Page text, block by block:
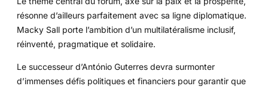
résonne d’ailleurs parfaitement avec sa ligne diplomatique.
Macky Sall porte l’ambition d’un multilatéralisme inclusif,
réinventé, pragmatique et solidaire.
Le successeur d’António Guterres devra surmonter
d’immenses défis politiques et financiers pour garantir que